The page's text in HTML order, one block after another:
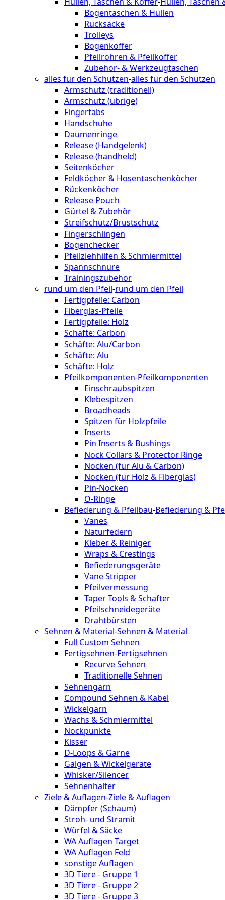
Bogentaschen & Hüllen
Rucksäcke
Trolleys
Bogenkoffer
Pfeilröhren & Pfeilkoffer
Zubehör- & Werkzeugtaschen
alles für den Schützen-alles für den Schützen
Armschutz (traditionell)
Armschutz (übrige)
Fingertabs
Handschuhe
Daumenringe
Release (Handgelenk)
Release (handheld)
Seitenköcher
Feldköcher & Hosentaschenköcher
Rückenköcher
Release Pouch
Gürtel & Zubehör
Streifschutz/Brustschutz
Fingerschlingen
Bogenchecker
Pfeilziehhilfen & Schmiermittel
Spannschnüre
Trainingszubehör
rund um den Pfeil-rund um den Pfeil
Fertigpfeile: Carbon
Fiberglas-Pfeile
Fertigpfeile: Holz
Schäfte: Carbon
Schäfte: Alu/Carbon
Schäfte: Alu
Schäfte: Holz
Pfeilkomponenten-Pfeilkomponenten
Einschraubspitzen
Klebespitzen
Broadheads
Spitzen für Holzpfeile
Inserts
Pin Inserts & Bushings
Nock Collars & Protector Ringe
Nocken (für Alu & Carbon)
Nocken (für Holz & Fiberglas)
Pin-Nocken
O-Ringe
Befiederung & Pfeilbau-Befiederung &
Vanes
Naturfedern
Kleber & Reiniger
Wraps & Crestings
Befiederungsgeräte
Vane Stripper
Pfeilvermessung
Taper Tools & Schafter
Pfeilschneidegeräte
Drahtbürsten
Sehnen & Material-Sehnen & Material
Full Custom Sehnen
Fertigsehnen-Fertigsehnen
Recurve Sehnen
Traditionelle Sehnen
Sehnengarn
Compound Sehnen & Kabel
Wickelgarn
Wachs & Schmiermittel
Nockpunkte
Kisser
D-Loops & Garne
Galgen & Wickelgeräte
Whisker/Silencer
Sehnenhalter
Ziele & Auflagen-Ziele & Auflagen
Dämpfer (Schaum)
Stroh- und Stramit
Würfel & Säcke
WA Auflagen Target
WA Auflagen Feld
sonstige Auflagen
3D Tiere - Gruppe 1
3D Tiere - Gruppe 2
3D Tiere - Gruppe 3